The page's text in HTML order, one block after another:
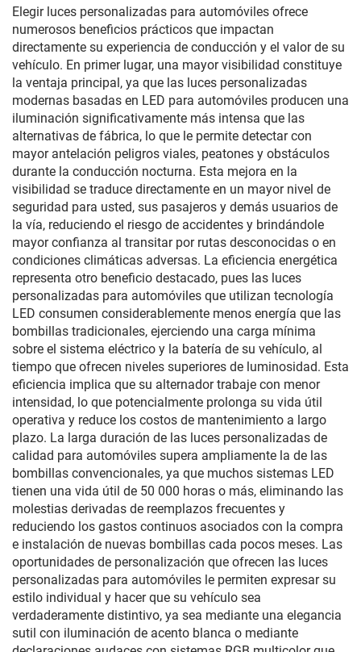
actualizado
Elegir luces personalizadas para automóviles ofrece
numerosos beneficios prácticos que impactan
directamente su experiencia de conducción y el valor de su
vehículo. En primer lugar, una mayor visibilidad constituye
la ventaja principal, ya que las luces personalizadas
modernas basadas en LED para automóviles producen una
iluminación significativamente más intensa que las
alternativas de fábrica, lo que le permite detectar con
mayor antelación peligros viales, peatones y obstáculos
durante la conducción nocturna. Esta mejora en la
visibilidad se traduce directamente en un mayor nivel de
seguridad para usted, sus pasajeros y demás usuarios de
la vía, reduciendo el riesgo de accidentes y brindándole
mayor confianza al transitar por rutas desconocidas o en
condiciones climáticas adversas. La eficiencia energética
representa otro beneficio destacado, pues las luces
personalizadas para automóviles que utilizan tecnología
LED consumen considerablemente menos energía que las
bombillas tradicionales, ejerciendo una carga mínima
sobre el sistema eléctrico y la batería de su vehículo, al
tiempo que ofrecen niveles superiores de luminosidad. Esta
eficiencia implica que su alternador trabaje con menor
intensidad, lo que potencialmente prolonga su vida útil
operativa y reduce los costos de mantenimiento a largo
plazo. La larga duración de las luces personalizadas de
calidad para automóviles supera ampliamente la de las
bombillas convencionales, ya que muchos sistemas LED
tienen una vida útil de 50 000 horas o más, eliminando las
molestias derivadas de reemplazos frecuentes y
reduciendo los gastos continuos asociados con la compra
e instalación de nuevas bombillas cada pocos meses. Las
oportunidades de personalización que ofrecen las luces
personalizadas para automóviles le permiten expresar su
estilo individual y hacer que su vehículo sea
verdaderamente distintivo, ya sea mediante una elegancia
sutil con iluminación de acento blanca o mediante